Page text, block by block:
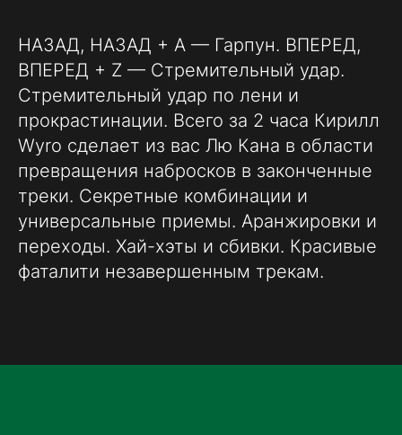
НАЗАД, НАЗАД + A — Гарпун. ВПЕРЕД,
ВПЕРЕД + Z — Стремительный удар.
Стремительный удар по лени и
прокрастинации. Всего за 2 часа Кирилл
Wyro сделает из вас Лю Кана в области
превращения набросков в законченные
треки. Секретные комбинации и
универсальные приемы. Аранжировки и
переходы. Хай-хэты и сбивки. Красивые
фаталити незавершенным трекам.